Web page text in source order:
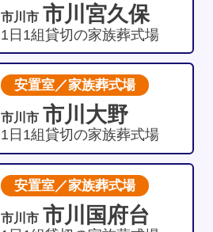
市川市 市川宮久保
1日1組貸切の家族葬式場
安置室／家族葬式場
市川市 市川大野
1日1組貸切の家族葬式場
安置室／家族葬式場
市川市 市川国府台